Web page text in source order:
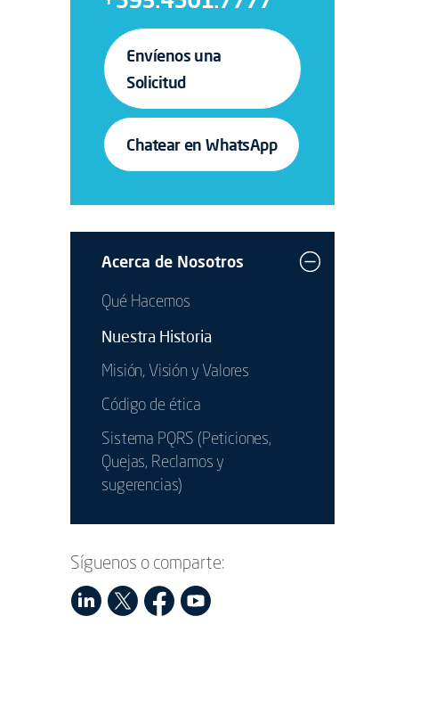
Envíenos una
Solicitud
Chatear en WhatsApp
Acerca de Nosotros
Qué Hacemos
Nuestra Historia
Misión, Visión y Valores
Código de ética
Sistema PQRS (Peticiones,
Quejas, Reclamos y
sugerencias)
Síguenos o comparte: